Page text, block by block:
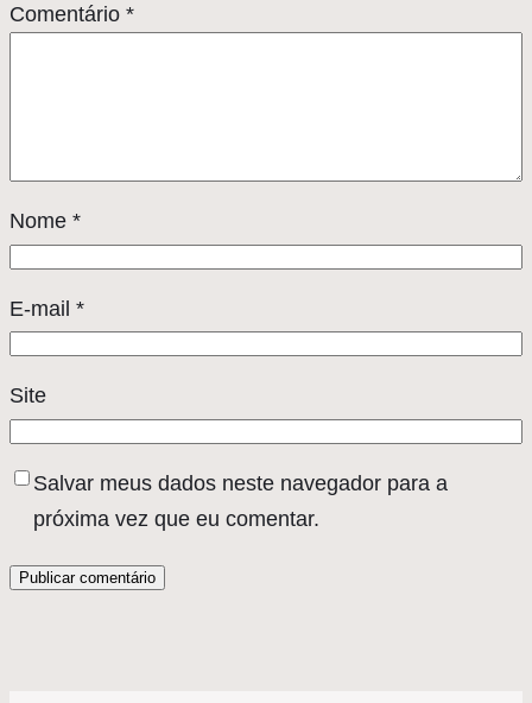
Comentário *
Nome *
E-mail *
Site
Salvar meus dados neste navegador para a
próxima vez que eu comentar.